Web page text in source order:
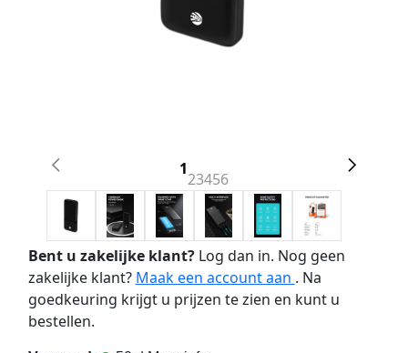
1
23456
Bent u zakelijke klant?Log dan in. Nog geen
zakelijke klant? Maak een account aan . Na
goedkeuring krijgt u prijzen te zien en kunt u
bestellen.